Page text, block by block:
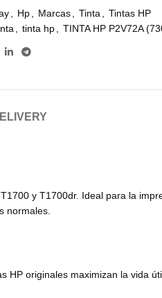
Hp Marcas Tinta
Tintas HP
tinta hp TINTA HP P2V72A
y T1700dr. Ideal para la
normales.
HP originales maximizan la vida